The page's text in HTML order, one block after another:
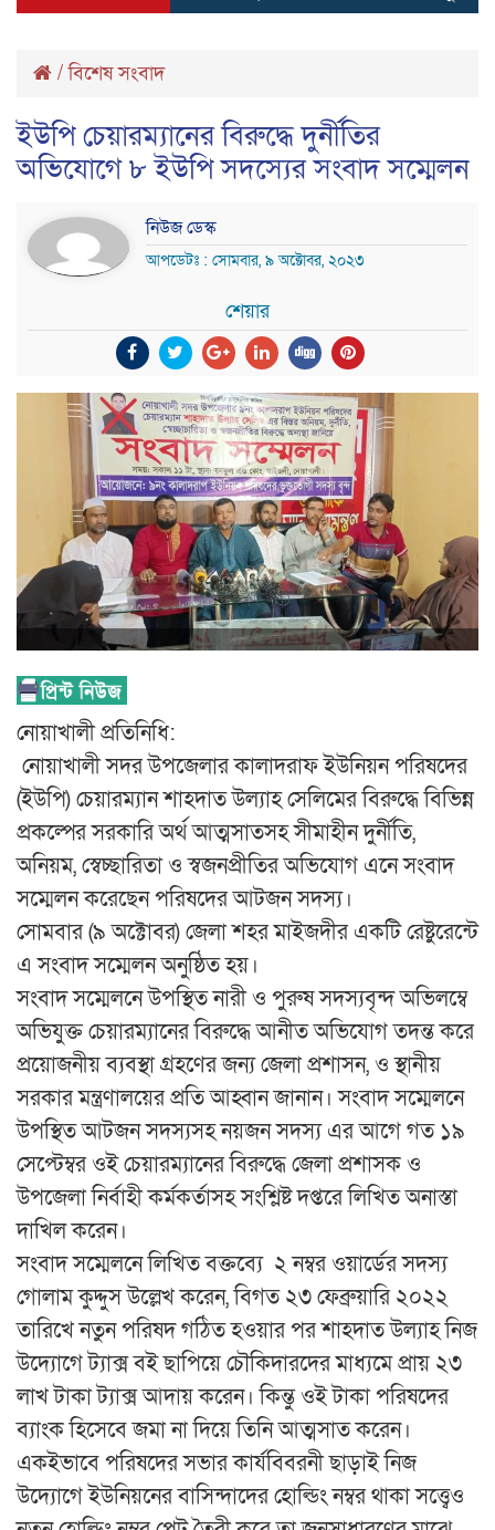
/বিশেষ সংবাদ
ইউপি চেয়ারম্যানের বিরুদ্ধে দুর্নীতির
অভিযোগে ৮ ইউপি সদস্যের সংবাদ সম্মেলন
নিউজ ডেস্ক
আপডেটঃ : সোমবার, ৯ অক্টোবর, ২০২৩
শেয়ার
নোয়াখালী প্রতিনিধি:
নোয়াখালী সদর উপজেলার কালাদরাফ ইউনিয়ন পরিষদের
(ইউপি) চেয়ারম্যান শাহদাত উল্যাহ সেলিমের বিরুদ্ধে বিভিন্ন
প্রকল্পের সরকারি অর্থ আত্মসাতসহ সীমাহীন দুর্নীতি,
অনিয়ম, স্বেচ্ছারিতা ও স্বজনপ্রীতির অভিযোগ এনে সংবাদ
সম্মেলন করেছেন পরিষদের আটজন সদস্য।
সোমবার (৯ অক্টোবর) জেলা শহর মাইজদীর একটি রেষ্টুরেন্টে
এ সংবাদ সম্মেলন অনুষ্ঠিত হয়।
সংবাদ সম্মেলনে উপস্থিত নারী ও পুরুষ সদস্যবৃন্দ অভিলম্বে
অভিযুক্ত চেয়ারম্যানের বিরুদ্ধে আনীত অভিযোগ তদন্ত করে
প্রয়োজনীয় ব্যবস্থা গ্রহণের জন্য জেলা প্রশাসন, ও স্থানীয়
সরকার মন্ত্রণালয়ের প্রতি আহ্বান জানান। সংবাদ সম্মেলনে
উপস্থিত আটজন সদস্যসহ নয়জন সদস্য এর আগে গত ১৯
সেপ্টেম্বর ওই চেয়ারম্যানের বিরুদ্ধে জেলা প্রশাসক ও
উপজেলা নির্বাহী কর্মকর্তাসহ সংশ্লিষ্ট দপ্তরে লিখিত অনাস্তা
দাখিল করেন।
সংবাদ সম্মেলনে লিখিত বক্তব্যে ২ নম্বর ওয়ার্ডের সদস্য
গোলাম কুদ্দুস উল্লেখ করেন, বিগত ২৩ ফেব্রুয়ারি ২০২২
তারিখে নতুন পরিষদ গঠিত হওয়ার পর শাহদাত উল্যাহ নিজ
উদ্যোগে ট্যাক্স বই ছাপিয়ে চৌকিদারদের মাধ্যমে প্রায় ২৩
লাখ টাকা ট্যাক্স আদায় করেন। কিন্তু ওই টাকা পরিষদের
ব্যাংক হিসেবে জমা না দিয়ে তিনি আত্মসাত করেন।
একইভাবে পরিষদের সভার কার্যবিবরনী ছাড়াই নিজ
উদ্যোগে ইউনিয়নের বাসিন্দাদের হোল্ডিং নম্বর থাকা সত্ত্বেও